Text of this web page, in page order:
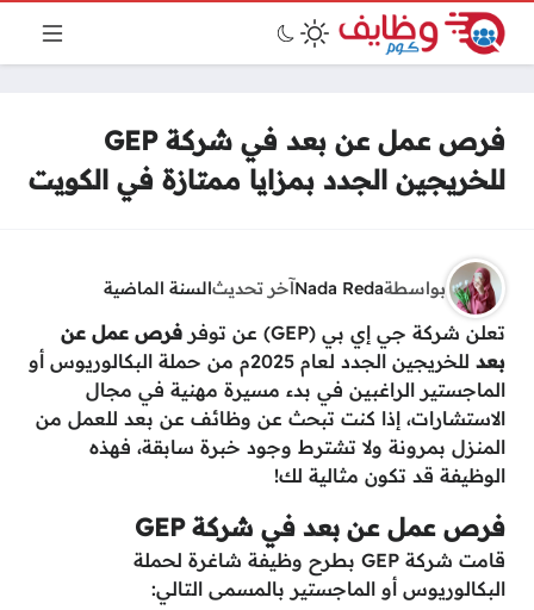
فرص عمل عن بعد في شركة GEP
للخريجين الجدد بمزايا ممتازة في الكويت
بواسطةNada Redaآخر تحديثالسنة الماضية
تعلن شركة جي إي بي (GEP) عن توفر
فرص عمل عن
بعد
للخريجين الجدد لعام 2025م من حملة البكالوريوس أو
الماجستير الراغبين في بدء مسيرة مهنية في مجال
الاستشارات، إذا كنت تبحث عن وظائف عن بعد للعمل من
المنزل بمرونة ولا تشترط وجود خبرة سابقة، فهذه
الوظيفة قد تكون مثالية لك!
فرص عمل عن بعد في شركة GEP
قامت شركة GEP بطرح وظيفة شاغرة لحملة
البكالوريوس أو الماجستير بالمسمى التالي: